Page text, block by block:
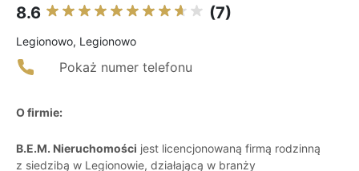
8.6 (7)
Legionowo, Legionowo
Pokaż numer telefonu
O firmie:
B.E.M. Nieruchomości jest licencjonowaną firmą rodzinną
z siedzibą w Legionowie, działającą w branży